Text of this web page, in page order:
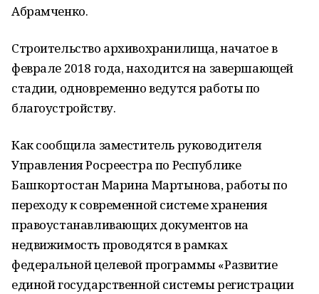
Абрамченко.
Строительство архивохранилища, начатое в
феврале 2018 года, находится на завершающей
стадии, одновременно ведутся работы по
благоустройству.
Как сообщила заместитель руководителя
Управления Росреестра по Республике
Башкортостан Марина Мартынова, работы по
переходу к современной системе хранения
правоустанавливающих документов на
недвижимость проводятся в рамках
федеральной целевой программы «Развитие
единой государственной системы регистрации